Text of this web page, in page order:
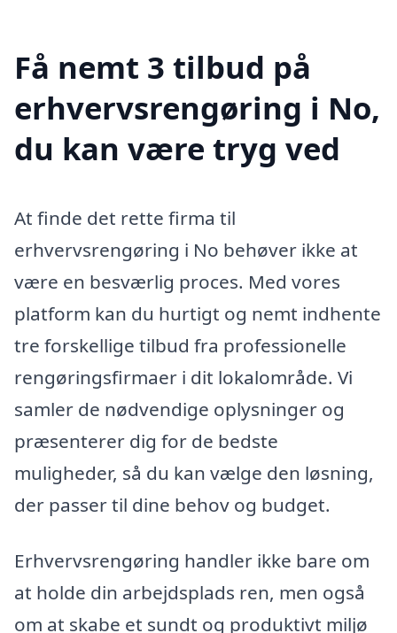
Få nemt 3 tilbud på
erhvervsrengøring i No,
du kan være tryg ved
At finde det rette firma til
erhvervsrengøring i No behøver ikke at
være en besværlig proces. Med vores
platform kan du hurtigt og nemt indhente
tre forskellige tilbud fra professionelle
rengøringsfirmaer i dit lokalområde. Vi
samler de nødvendige oplysninger og
præsenterer dig for de bedste
muligheder, så du kan vælge den løsning,
der passer til dine behov og budget.
Erhvervsrengøring handler ikke bare om
at holde din arbejdsplads ren, men også
om at skabe et sundt og produktivt miljø